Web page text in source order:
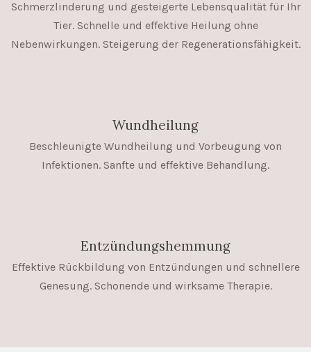
Schmerzlinderung und gesteigerte Lebensqualität für Ihr
Tier. Schnelle und effektive Heilung ohne
Nebenwirkungen. Steigerung der Regenerationsfähigkeit.
Wundheilung
Beschleunigte Wundheilung und Vorbeugung von
Infektionen. Sanfte und effektive Behandlung.
Entzündungshemmung
Effektive Rückbildung von Entzündungen und schnellere
Genesung. Schonende und wirksame Therapie.